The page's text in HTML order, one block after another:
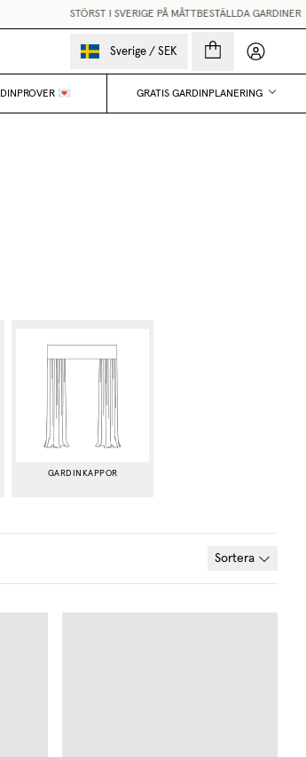
STÖRST I SVERIGE PÅ MÅTTBESTÄLLDA GARDINER •
Sverige / SEK Mina
💌 GRATIS GARDINPLANERING
GARDINKAPPOR
Sortera